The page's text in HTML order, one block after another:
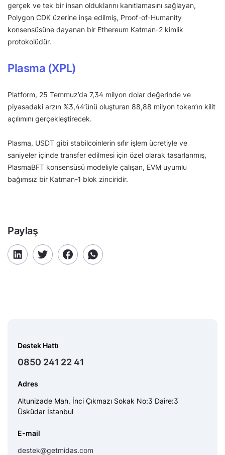
gerçek ve tek bir insan olduklarını kanıtlamasını sağlayan,
Polygon CDK üzerine inşa edilmiş, Proof-of-Humanity
konsensüsüne dayanan bir Ethereum Katman-2 kimlik
protokolüdür.
Plasma (XPL)
Platform, 25 Temmuz’da 7,34 milyon dolar değerinde ve
piyasadaki arzın %3,44’ünü oluşturan 88,88 milyon token’ın kilit
açılımını gerçekleştirecek.
Plasma, USDT gibi stabilcoinlerin sıfır işlem ücretiyle ve
saniyeler içinde transfer edilmesi için özel olarak tasarlanmış,
PlasmaBFT konsensüsü modeliyle çalışan, EVM uyumlu
bağımsız bir Katman-1 blok zinciridir.
Paylaş
Destek Hattı
0850 241 22 41
Adres
Altunizade Mah. İnci Çıkmazı Sokak No:3 Daire:3
Üsküdar İstanbul
E-mail
destek@getmidas.com